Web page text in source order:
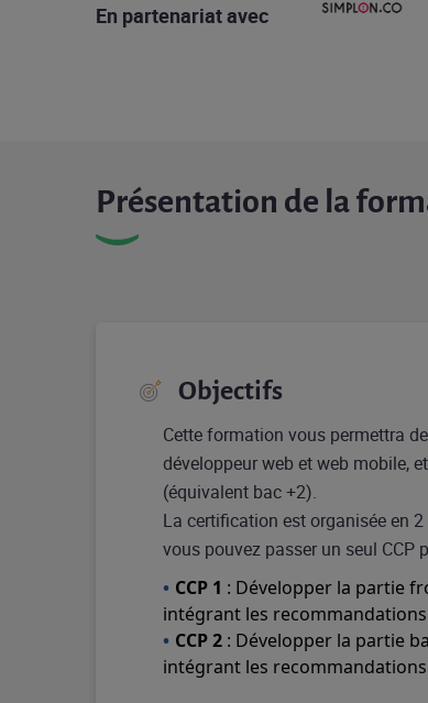
En partenariat avec
Présentation de la
Objectifs
Cette formation vous permettra
développeur web et web mobile,
(équivalent bac +2).
La certification est organisée en
vous pouvez passer un seul CCP
CCP 1 : Développer la partie
intégrant les
CCP 2 : Développer la partie
intégrant les